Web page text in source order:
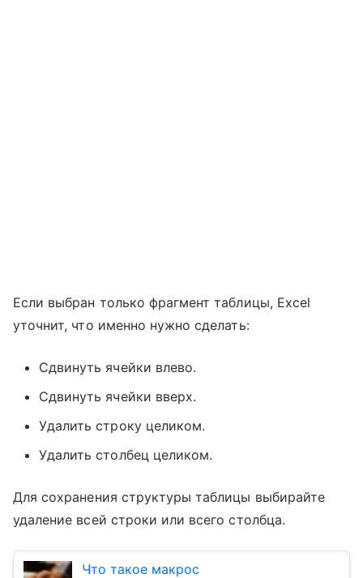
Если выбран только фрагмент таблицы, Excel
уточнит, что именно нужно сделать:
Сдвинуть ячейки влево.
Сдвинуть ячейки вверх.
Удалить строку целиком.
Удалить столбец целиком.
Для сохранения структуры таблицы выбирайте
удаление всей строки или всего столбца.
Что такое макрос